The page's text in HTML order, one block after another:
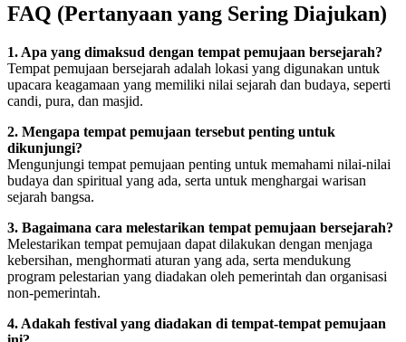
FAQ (Pertanyaan yang Sering Diajukan)
1. Apa yang dimaksud dengan tempat pemujaan bersejarah?
Tempat pemujaan bersejarah adalah lokasi yang digunakan untuk
upacara keagamaan yang memiliki nilai sejarah dan budaya, seperti
candi, pura, dan masjid.
2. Mengapa tempat pemujaan tersebut penting untuk
dikunjungi?
Mengunjungi tempat pemujaan penting untuk memahami nilai-nilai
budaya dan spiritual yang ada, serta untuk menghargai warisan
sejarah bangsa.
3. Bagaimana cara melestarikan tempat pemujaan bersejarah?
Melestarikan tempat pemujaan dapat dilakukan dengan menjaga
kebersihan, menghormati aturan yang ada, serta mendukung
program pelestarian yang diadakan oleh pemerintah dan organisasi
non-pemerintah.
4. Adakah festival yang diadakan di tempat-tempat pemujaan